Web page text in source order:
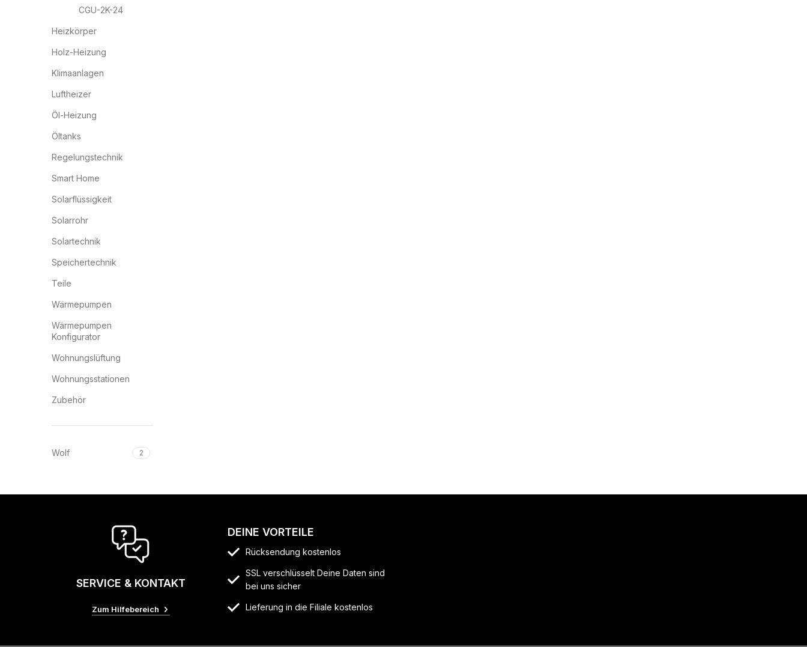
CGU-2K-24
Heizkörper
Holz-Heizung
Klimaanlagen
Luftheizer
Öl-Heizung
Öltanks
Regelungstechnik
Smart Home
Solarflüssigkeit
Solarrohr
Solartechnik
Speichertechnik
Teile
Wärmepumpen
Wärmepumpen
Konfigurator
Wohnungslüftung
Wohnungsstationen
Zubehör
Wolf 2
SERVICE & KONTAKT
Zum Hilfebereich
DEINE VORTEILE
Rücksendung kostenlos
SSL verschlüsselt Deine Daten sind
bei uns sicher
Lieferung in die Filiale kostenlos